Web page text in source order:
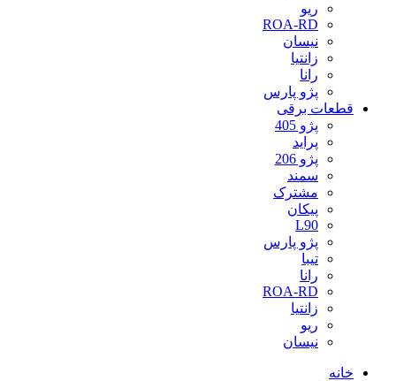
ریو
ROA-RD
نیسان
زانتیا
رانا
پژو پارس
قطعات برقی
پژو 405
پراید
پژو 206
سمند
مشترک
پیکان
L90
پژو پارس
تیبا
رانا
ROA-RD
زانتیا
ریو
نیسان
خانه